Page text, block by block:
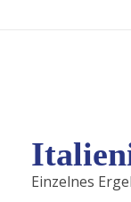
Einzelnes